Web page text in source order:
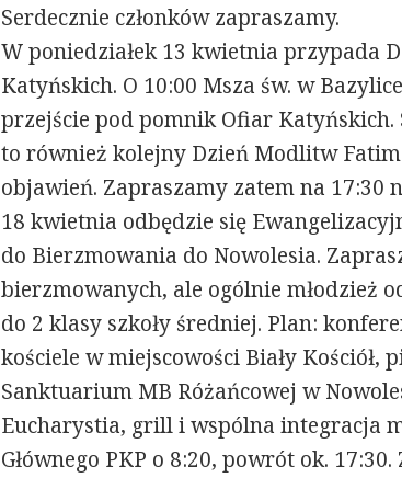
Serdecznie członków zapraszamy.
W poniedziałek 13 kwietnia przypada
Katyńskich. O 10:00 Msza św. w
przejście pod pomnik Ofiar Katyńskich.
to również kolejny Dzień Modlitw
objawień. Zapraszamy zatem na 17:30
18 kwietnia odbędzie się
do Bierzmowania do Nowolesia.
bierzmowanych, ale ogólnie młodzież
do 2 klasy szkoły średniej. Plan:
kościele w miejscowości Biały Kościół,
Sanktuarium MB Różańcowej w
Eucharystia, grill i wspólna integracja
Głównego PKP o 8:20, powrót ok.